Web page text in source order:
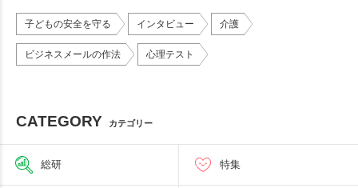
子どもの安全を守る インタビュー 介護
ビジネスメールの作法 心理テスト
CATEGORY カテゴリー
総研 特集